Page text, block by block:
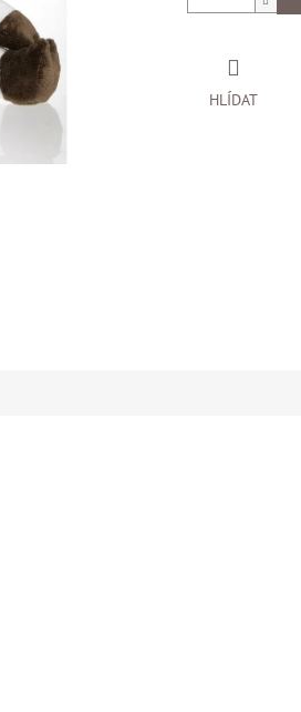
HLÍDAT